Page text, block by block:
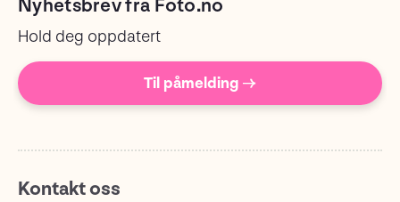
Nyhetsbrev fra Foto.no
Hold deg oppdatert
Til påmelding →
Kontakt oss